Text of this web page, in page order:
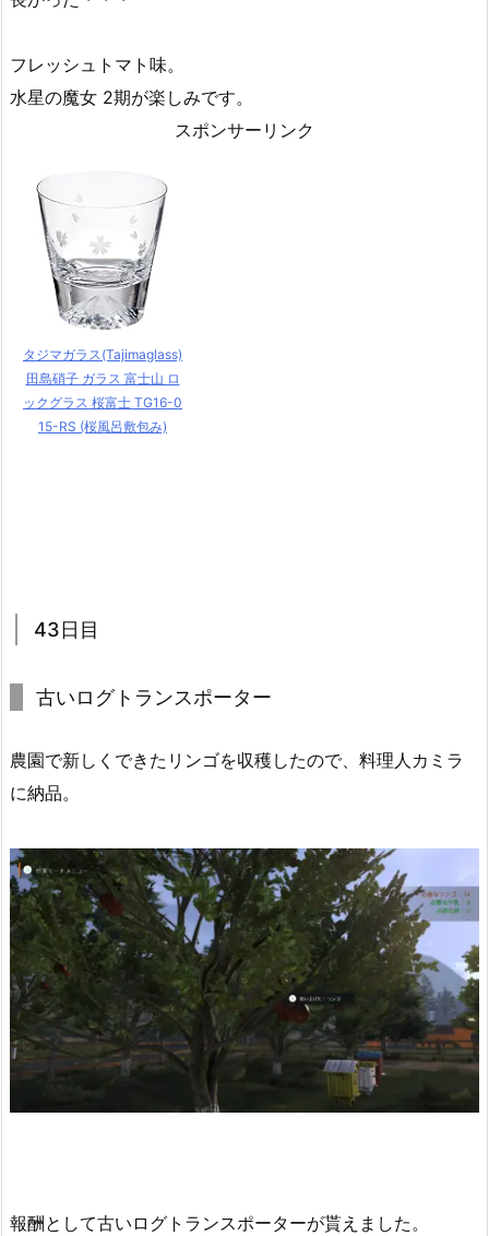
フレッシュトマト味。
水星の魔女 2期が楽しみです。
スポンサーリンク
タジマガラス(Tajimaglass)
田島硝子 ガラス 富士山 ロ
ックグラス 桜富士 TG16-0
15-RS (桜風呂敷包み)
43日目
古いログトランスポーター
農園で新しくできたリンゴを収穫したので、料理人カミラ
に納品。
報酬として古いログトランスポーターが貰えました。